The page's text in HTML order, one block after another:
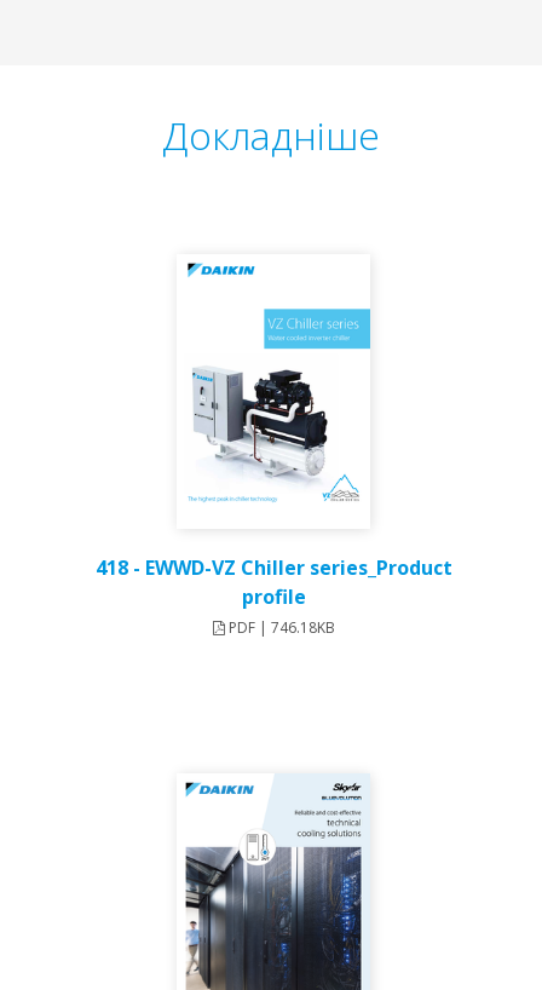
Докладніше
418 - EWWD-VZ Chiller series_Product
profile
PDF | 746.18KB